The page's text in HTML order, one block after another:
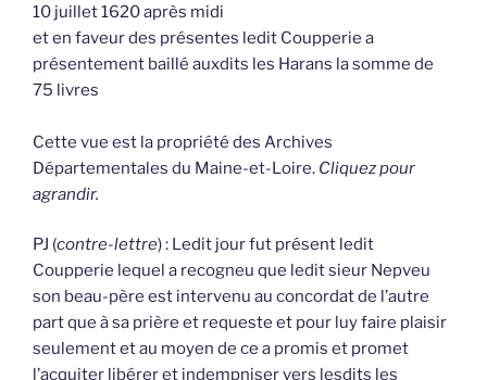
10 juillet 1620 après midi
et en faveur des présentes ledit Coupperie a
présentement baillé auxdits les Harans la somme de
75 livres
Cette vue est la propriété des Archives
Départementales du Maine-et-Loire. Cliquez pour
agrandir.
PJ (contre-lettre) : Ledit jour fut présent ledit
Coupperie lequel a recogneu que ledit sieur Nepveu
son beau-père est intervenu au concordat de l’autre
part que à sa prière et requeste et pour luy faire plaisir
seulement et au moyen de ce a promis et promet
l’acquiter libérer et indempniser vers lesdits les